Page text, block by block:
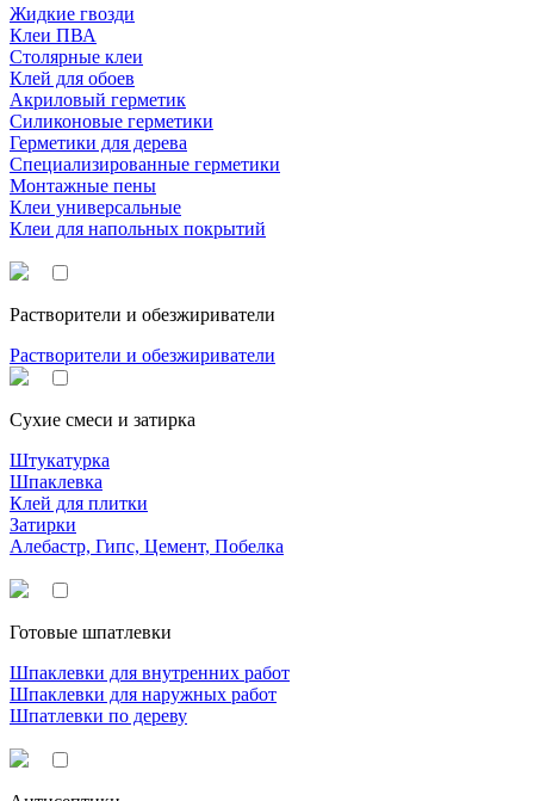
Жидкие гвозди
Клеи ПВА
Столярные клеи
Клей для обоев
Акриловый герметик
Силиконовые герметики
Герметики для дерева
Специализированные герметики
Монтажные пены
Клеи универсальные
Клеи для напольных покрытий
Растворители и обезжириватели
Растворители и обезжириватели
Сухие смеси и затирка
Штукатурка
Шпаклевка
Клей для плитки
Затирки
Алебастр, Гипс, Цемент, Побелка
Готовые шпатлевки
Шпаклевки для внутренних работ
Шпаклевки для наружных работ
Шпатлевки по дереву